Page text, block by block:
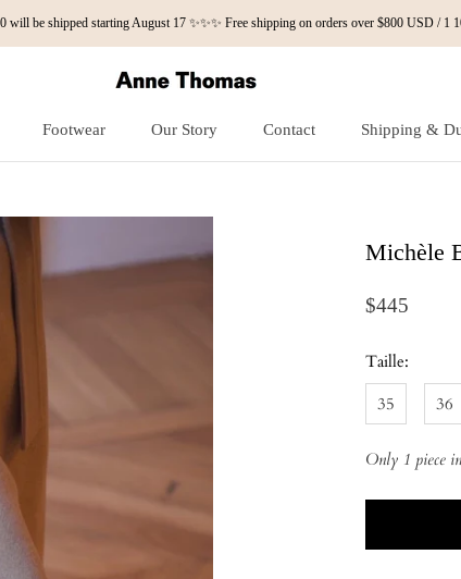
will be shipped starting August 17 ✨✨✨ Free shipping on orders over $800 USD / 1
Footwear
Our Story
Contact
Shipping &
Michèle
$445
Taille:
35
36
Only 1 piece